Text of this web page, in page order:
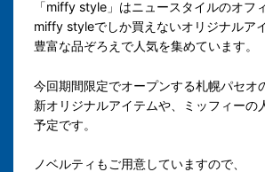
「miffy style」はニュースタイルのオフ
miffy styleでしか買えないオリジナルアイ
豊富な品ぞろえで人気を集めています。
今回期間限定でオープンする札幌パセオ
新オリジナルアイテムや、ミッフィーの
予定です。
ノベルティもご用意していますので、